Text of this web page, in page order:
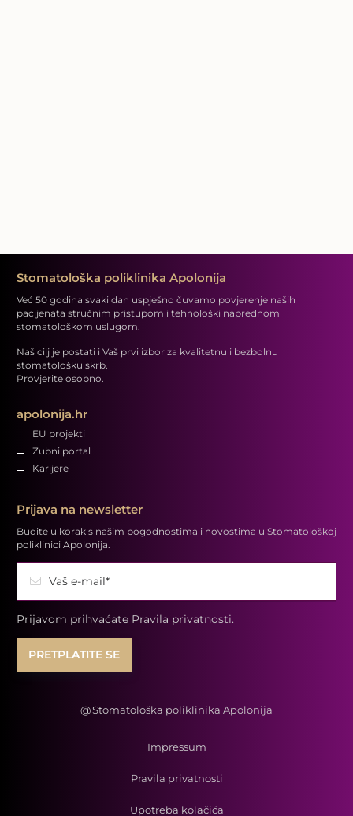
Stomatološka poliklinika Apolonija
Već 50 godina svaki dan uspješno čuvamo povjerenje naših
pacijenata stručnim pristupom i tehnološki naprednom
stomatološkom uslugom.
Naš cilj je postati i Vaš prvi izbor za kvalitetnu i bezbolnu
stomatološku skrb.
Provjerite osobno.
apolonija.hr
EU projekti
Zubni portal
Karijere
Prijava na newsletter
Budite u korak s našim pogodnostima i novostima u Stomatološkoj
poliklinici Apolonija.
Vaš e-mail*
Prijavom prihvaćate Pravila privatnosti.
@Stomatološka poliklinika Apolonija
Impressum
Pravila privatnosti
Upotreba kolačića